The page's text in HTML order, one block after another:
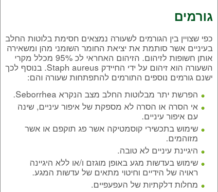
גורמים
כפי שצויין בין הגורמים לשעורה נמצאים חסימת בלוטות החלב
בעיניים אשר סותמת את יציאת החומר השומני מהן ומשאירה
אותן חשופות לזיהום. הזיהום האחראי לכ 95% מכלל מקרי
השעורה הוא זיהום על ידי החיידק Staph aureus. בנוסף לכך
ישנם גורמים נוספים התורמים להתפתחות שעורה והם:
הפרשת יתר מבלוטות החלב מצב הנקרא Seborrhea.
אי הסרה או הסרה לא מספקת של איפור עיניים, שינה
עם איפור עיניים.
שימוש בתכשירי קוסמטיקה אשר פג תוקפם או אשר
מזוהמים.
היגיינת עיניים לא טובה.
שימוש בעדשות מגע באופן מוגזם ו/או ללא היגיינה
ראויה של הידיים וחיטוי מתאים של עדשות המגע.
מחלות דלקתיות של העפעפיים.